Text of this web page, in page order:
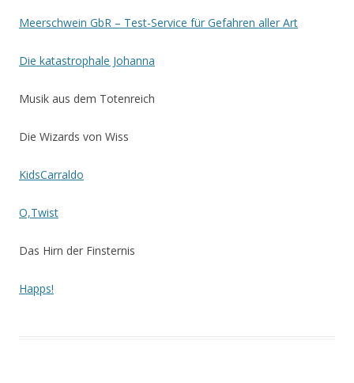
Meerschwein GbR – Test-Service für Gefahren aller Art
Die katastrophale Johanna
Musik aus dem Totenreich
Die Wizards von Wiss
KidsCarraldo
O,Twist
Das Hirn der Finsternis
Happs!